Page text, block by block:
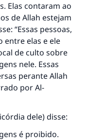
Elas contaram ao
de Allah estejam
“Essas pessoas,
entre elas e ele
de culto sobre
nele. Essas
perante Allah
por Al-
dele) disse:
é proibido.